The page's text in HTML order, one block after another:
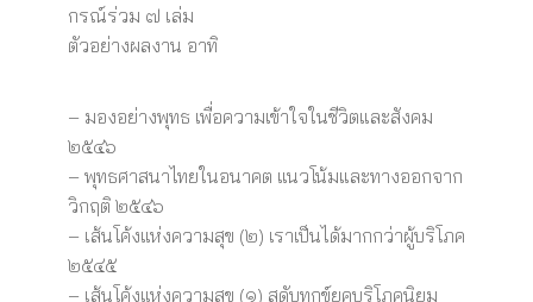
กรณ์ร่วม ๗ เล่ม
ตัวอย่างผลงาน อาทิ
– มองอย่างพุทธ เพื่อความเข้าใจในชีวิตและสังคม
๒๕๔๖
– พุทธศาสนาไทยในอนาคต แนวโน้มและทางออกจาก
วิกฤติ ๒๕๔๖
– เส้นโค้งแห่งความสุข (๒) เราเป็นได้มากกว่าผู้บริโภค
๒๕๔๕
– เส้นโค้งแห่งความสุข (๑) สดับทุกข์ยุคบริโภคนิยม